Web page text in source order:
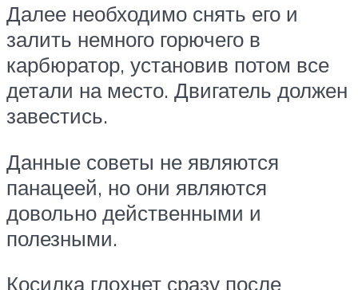
Далее необходимо снять его и
залить немного горючего в
карбюратор, установив потом все
детали на место. Двигатель должен
завестись.
Данные советы не являются
панацеей, но они являются
довольно действенными и
полезными.
Косилка глохнет сразу после